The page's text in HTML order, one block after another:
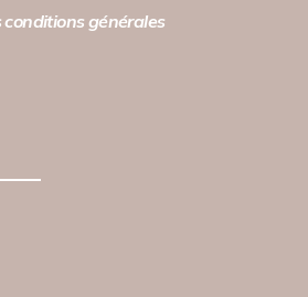
conditions générales